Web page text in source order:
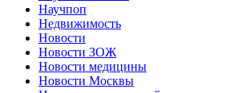
Научпоп
Недвижимость
Новости
Новости ЗОЖ
Новости медицины
Новости Москвы